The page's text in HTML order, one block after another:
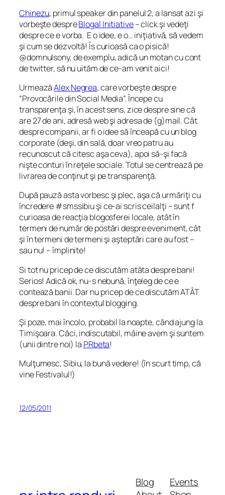
Chinezu, primul speaker din panelul 2, a lansat azi şi
vorbeşte despreBlogal Initiative– click şi vedeţi
despre ce e vorba. E o idee, e o… iniţiativă, să vedem
şi cum se dezvoltă! Îs curioasă ca o pisică!
@domnulsony, de exemplu, adică un motan cu cont
de twitter, să nu uităm de ce-am venit aici!
UrmeazăAlex Negrea, care vorbeşte despre
“Provocările din Social Media”. Începe cu
transparenţa şi, în acest sens, zice despre sine că
are 27 de ani, adresă web şi adresa de (g)mail. Cât
despre companii, ar fi o idee să înceapă cu un blog
corporate (deşi, din sală, doar vreo patru au
recunoscut că citesc aşa ceva), apoi să-şi facă
nişte conturi în reţele sociale. Totul se centrează pe
livrarea de conţinut şi pe transparenţă.
După pauză asta vorbesc şi plec, aşa că urmăriţi cu
încredere #smssibiu şi ce-ai scris ceilalţi – sunt f
curioasa de reacţia blogosferei locale, atât în
termeni de număr de postări despre eveniment, cât
şi în termeni de termeni şi aşteptări care au fost –
sau nu! – împlinite!
Si tot nu pricep de ce discutăm atâta despre bani!
Serios! Adică ok, nu-s nebună, înţeleg de ce e
contează banii. Dar nu pricep de ce discutăm ATÂT
despre bani în contextul blogging.
Şi poze, mai încolo, probabil la noapte, când ajung la
Timişoara. Căci, indiscutabil, mâine avem şi suntem
(unii dintre noi) la PRbeta!
Mulţumesc, Sibiu, la bună vedere! (în scurt timp, că
vine Festivalul!)
12/05/2011
Blog
Events